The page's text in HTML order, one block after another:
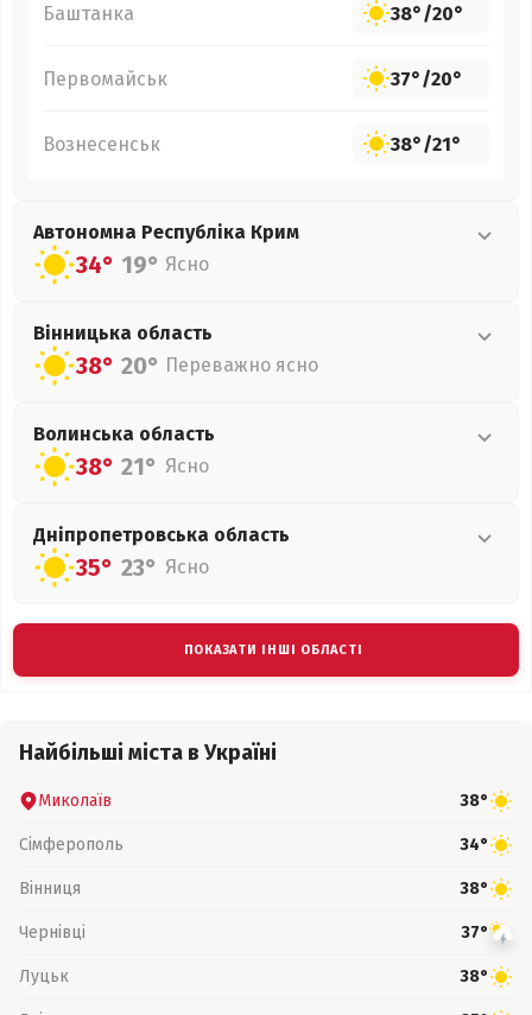
Баштанка 38°/20°
Первомайськ 37°/20°
Вознесенськ 38°/21°
Автономна Республіка Крим
34° 19° Ясно
Вінницька область
38° 20° Переважно ясно
Волинська область
38° 21° Ясно
Дніпропетровська область
35° 23° Ясно
ПОКАЗАТИ ІНШІ ОБЛАСТІ
Найбільші міста в Україні
Миколаїв 38°
Сімферополь 34°
Вінниця 38°
Чернівці 37°
Луцьк 38°